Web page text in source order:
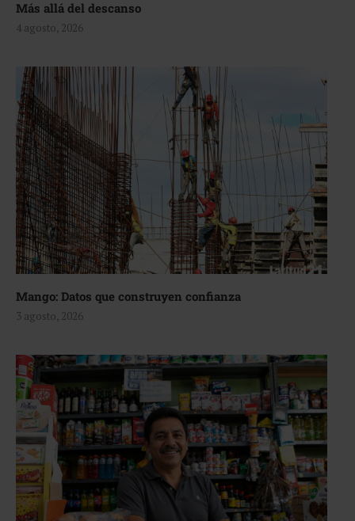
Más allá del descanso
4 agosto, 2026
Mango: Datos que construyen confianza
3 agosto, 2026